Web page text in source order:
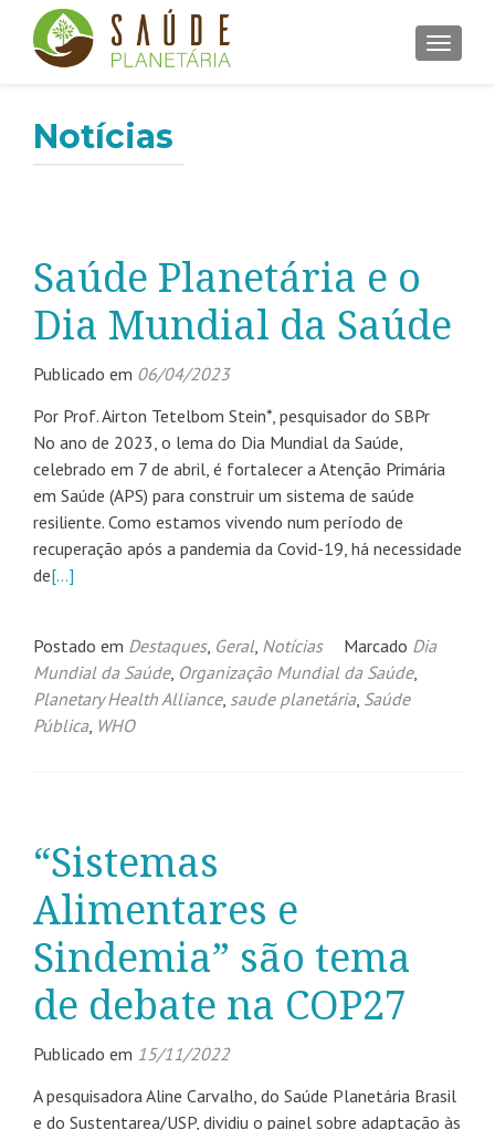
Notícias
Saúde Planetária e o
Dia Mundial da Saúde
Publicado em 06/04/2023
Por Prof. Airton Tetelbom Stein*, pesquisador do SBPr
No ano de 2023, o lema do Dia Mundial da Saúde,
celebrado em 7 de abril, é fortalecer a Atenção Primária
em Saúde (APS) para construir um sistema de saúde
resiliente. Como estamos vivendo num período de
recuperação após a pandemia da Covid-19, há necessidade
de[…]
Postado em Destaques, Geral, Notícias Marcado Dia
Mundial da Saúde, Organização Mundial da Saúde,
Planetary Health Alliance, saude planetária, Saúde
Pública, WHO
“Sistemas
Alimentares e
Sindemia” são tema
de debate na COP27
Publicado em 15/11/2022
A pesquisadora Aline Carvalho, do Saúde Planetária Brasil
e do Sustentarea/USP, dividiu o painel sobre adaptação às